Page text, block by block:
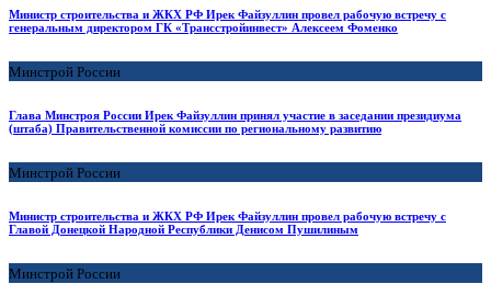
Министр строительства и ЖКХ РФ Ирек Файзуллин провел рабочую встречу с
генеральным директором ГК «Трансстройинвест» Алексеем Фоменко
Минстрой России
Глава Минстроя России Ирек Файзуллин принял участие в заседании президиума
(штаба) Правительственной комиссии по региональному развитию
Минстрой России
Министр строительства и ЖКХ РФ Ирек Файзуллин провел рабочую встречу c
Главой Донецкой Народной Республики Денисом Пушилиным
Минстрой России